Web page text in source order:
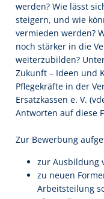
werden? Wie lässt
steigern, und wie
vermieden werden?
noch stärker in die
weiterzubilden?
Zukunft – Ideen und
Pflegekräfte in der
Ersatzkassen e. V.
Antworten auf diese
Zur Bewerbung
zur Ausbildung
zu neuen
Arbeitsteilung